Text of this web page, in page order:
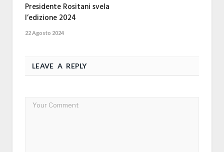
Presidente Rositani svela
l’edizione 2024
22 Agosto 2024
LEAVE A REPLY